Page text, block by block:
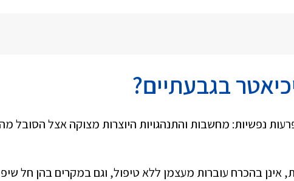
בגבעתיים?
נפשיות: מחשבות והתנהגויות היוצרות מצוקה אצל הסובל
אינן בהכרח עוברות מעצמן ללא טיפול, וגם במקרים בהן חל